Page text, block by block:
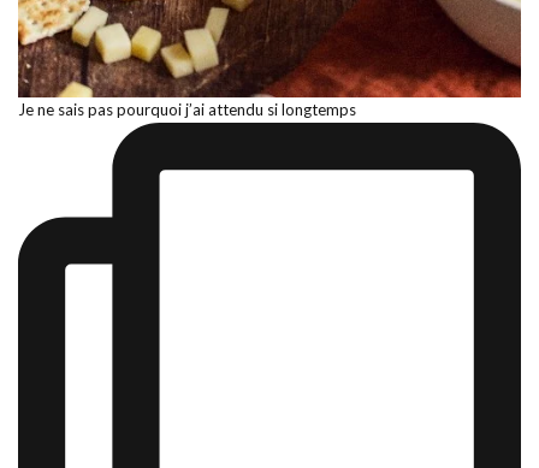
Je ne sais pas pourquoi j’ai attendu si longtemps